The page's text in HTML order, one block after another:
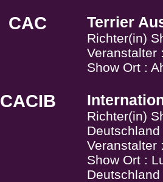
CAC Terrier
Richter(in)
Veranstalter
Show Ort :
CACIB
Richter(in)
Deutschland
Veranstalter
Show Ort :
Deutschland